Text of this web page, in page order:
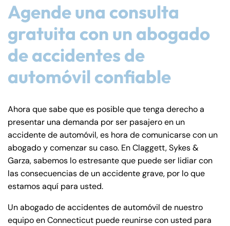
Agende una consulta
gratuita con un abogado
de accidentes de
automóvil confiable
Ahora que sabe que es posible que tenga derecho a
presentar una demanda por ser pasajero en un
accidente de automóvil, es hora de comunicarse con un
abogado y comenzar su caso. En Claggett, Sykes &
Garza, sabemos lo estresante que puede ser lidiar con
las consecuencias de un accidente grave, por lo que
estamos aquí para usted.
Un abogado de accidentes de automóvil de nuestro
equipo en Connecticut puede reunirse con usted para